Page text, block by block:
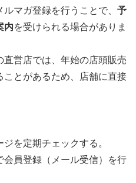
マガ登録を行うことで、 予
内を受けられる場合がありま
営店では、年始の店頭販売
とがあるため、店舗に直接
を定期チェックする。
会員登録（メール受信）を行